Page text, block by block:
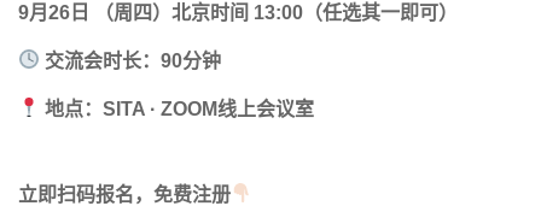
9月26日 （周四）北京时间 13:00（任选其一即可）
交流会时长：90分钟
地点：SITA · ZOOM线上会议室
立即扫码报名，免费注册